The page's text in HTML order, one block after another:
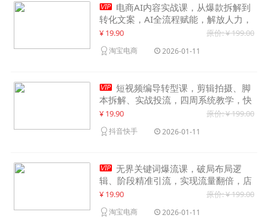
 电商AI内容实战课，从爆款拆解到
转化文案，AI全流程赋能，解放人力，
单月节省内容成本数万元
¥ 19.90 原价: ¥ 199.00
淘宝电商 2026-01-11
 短视频编导转型课，剪辑拍摄、脚
本拆解、实战投流，四周系统教学，快
速入行月入2w+
¥ 19.90 原价: ¥ 199.00
抖音快手 2026-01-11
 无界关键词爆流课，破局布局逻
辑、阶段精准引流，实现流量翻倍，店
铺业绩增长50%+
¥ 19.90 原价: ¥ 199.00
淘宝电商 2026-01-11